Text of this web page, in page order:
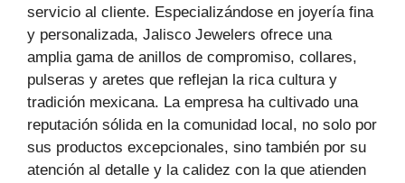
servicio al cliente. Especializándose en joyería fina
y personalizada, Jalisco Jewelers ofrece una
amplia gama de anillos de compromiso, collares,
pulseras y aretes que reflejan la rica cultura y
tradición mexicana. La empresa ha cultivado una
reputación sólida en la comunidad local, no solo por
sus productos excepcionales, sino también por su
atención al detalle y la calidez con la que atienden